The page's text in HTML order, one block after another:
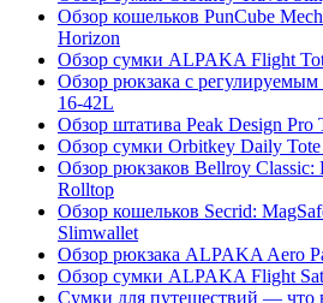
Обзор кошельков PunCube
Horizon
Обзор сумки ALPAKA Flight
Обзор рюкзака с
16-42L
Обзор штатива Peak Design Pro
Обзор сумки Orbitkey Daily Tote
Обзор рюкзаков Bellroy Classic:
Rolltop
Обзор кошельков Secrid:
Slimwallet
Обзор рюкзака ALPAKA Aero
Обзор сумки ALPAKA Flight
Сумки для путешествий — что